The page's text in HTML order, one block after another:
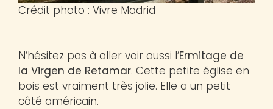
Crédit photo : Vivre Madrid
N’hésitez pas à aller voir aussi l’Ermitage de
la Virgen de Retamar. Cette petite église en
bois est vraiment très jolie. Elle a un petit
côté américain.